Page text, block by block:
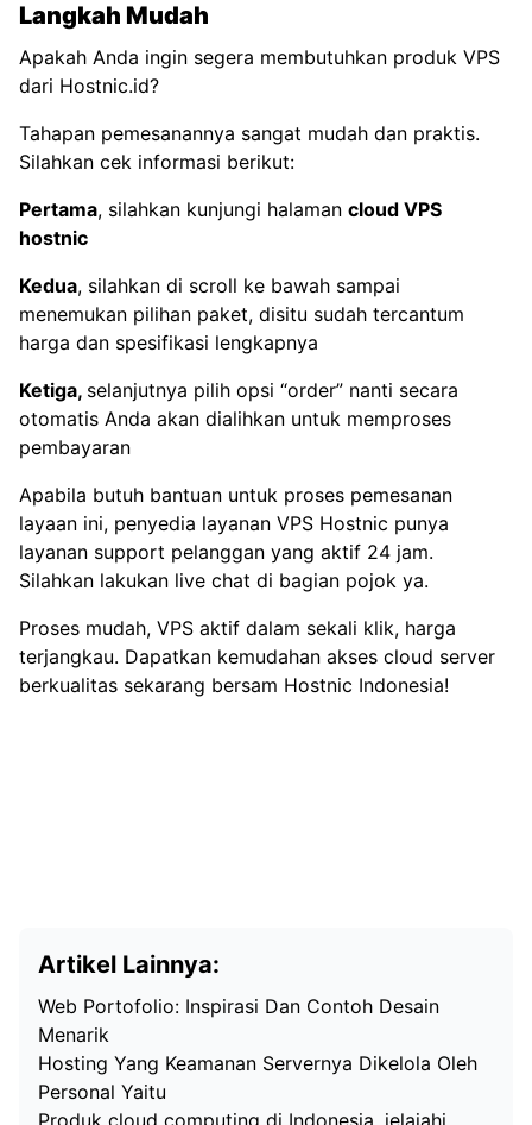
Langkah Mudah
Apakah Anda ingin segera membutuhkan produk VPS
dari Hostnic.id?
Tahapan pemesanannya sangat mudah dan praktis.
Silahkan cek informasi berikut:
Pertama, silahkan kunjungi halaman cloud VPS
hostnic
Kedua, silahkan di scroll ke bawah sampai
menemukan pilihan paket, disitu sudah tercantum
harga dan spesifikasi lengkapnya
Ketiga, selanjutnya pilih opsi “order” nanti secara
otomatis Anda akan dialihkan untuk memproses
pembayaran
Apabila butuh bantuan untuk proses pemesanan
layaan ini, penyedia layanan VPS Hostnic punya
layanan support pelanggan yang aktif 24 jam.
Silahkan lakukan live chat di bagian pojok ya.
Proses mudah, VPS aktif dalam sekali klik, harga
terjangkau. Dapatkan kemudahan akses cloud server
berkualitas sekarang bersam Hostnic Indonesia!
Artikel Lainnya:
Web Portofolio: Inspirasi Dan Contoh Desain
Menarik
Hosting Yang Keamanan Servernya Dikelola Oleh
Personal Yaitu